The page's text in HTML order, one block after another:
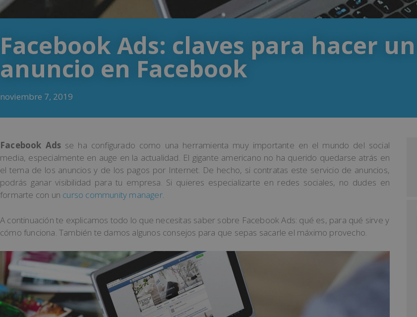
Facebook Ads: claves para hacer
anuncio en Facebook
noviembre 7, 2019
Facebook Ads se ha configurado como una herramienta muy importante en el mundo del social
media, especialmente en auge en la actualidad. El gigante americano no ha querido quedarse atrás en
el tema de los anuncios y de los pagos por Internet. De hecho, si contratas este servicio de anuncios,
podrás ganar visibilidad para tu empresa. Si quieres especializarte en redes sociales, no dudes en
formarte con un curso community manager.
A continuación te explicamos todo lo que necesitas saber sobre Facebook Ads: qué es, para qué sirve y
cómo funciona. También te damos algunos consejos para que sepas sacarle el máximo provecho.